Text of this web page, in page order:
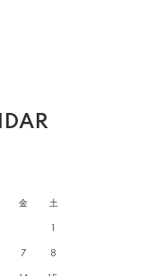
金 土
1
7 8